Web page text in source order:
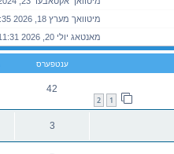
ענטפערס
1
2
42
3